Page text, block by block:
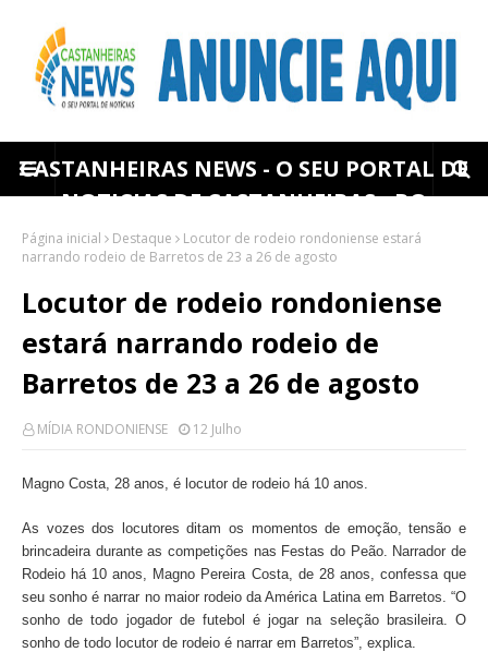
CASTANHEIRAS NEWS - O SEU PORTAL DE
NOTICIAS DE CASTANHEIRAS - RO
Página inicial Destaque
Locutor de rodeio rondoniense estará
narrando rodeio de Barretos de 23 a 26 de agosto
Locutor de rodeio rondoniense
estará narrando rodeio de
Barretos de 23 a 26 de agosto
MÍDIA RONDONIENSE 12 Julho
Magno Costa, 28 anos, é locutor de rodeio há 10 anos.
As vozes dos locutores ditam os momentos de emoção, tensão e
brincadeira durante as competições nas Festas do Peão. Narrador de
Rodeio há 10 anos, Magno Pereira Costa, de 28 anos, confessa que
seu sonho é narrar no maior rodeio da América Latina em Barretos. “O
sonho de todo jogador de futebol é jogar na seleção brasileira. O
sonho de todo locutor de rodeio é narrar em Barretos”, explica.